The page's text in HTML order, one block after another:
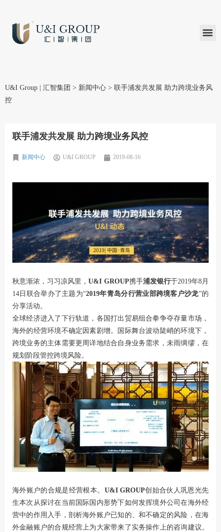
U&I Group | 汇智集团 > 新闻中心 > 联手浦发共发展 助力跨境业务风
控
联手浦发共发展 助力跨境业务风控
新闻中心 U&I GROUP 2019-08-16
秋意渐浓，习习凉风里，U&I GROUP携手浦发银行于2019年8月
14日联合举办了主题为“2019年青岛分行营业部跨境客户沙龙”的
分享活动。
全球经济进入了下行轨道，各国打出贸易组合拳争夺存量市场，
海外的经营环境不确定因素剧增。国际舞台波动陡峭的环境下，
跨境业务的主体需要更周详地结合自身业务需求，未雨绸缪，在
规划阶段管控跨境风险。
海外账户的合规是经营根本。 U&I GROUP创始合伙人巩恩光先
生本次从探讨在当前国际国内形势下如何发挥境外公司在海外经
营中的作用入手，剖析海外账户已知的、和不确定的风险，在海
外金融账户的合规经营上为大家带来了实务操作上的咨询建议。